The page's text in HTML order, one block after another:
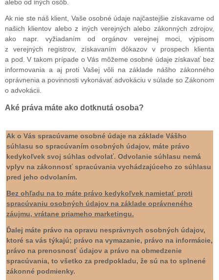
alebo od iných osôb.
Ak nie ste náš klient, Vaše osobné údaje najčastejšie získavame od
našich klientov alebo z iných verejných alebo zákonných zdrojov,
ako napr. vyžiadaním od orgánov verejnej moci, výpisom
z verejných registrov, získavaním dôkazov v prospech klienta
a pod. V takom prípade o Vás môžeme osobné údaje získavať bez
informovania a aj proti Vašej vôli na základe nášho zákonného
oprávnenia a povinnosti vykonávať advokáciu v súlade so Zákonom
o advokácii.
Aké práva máte ako dotknutá osoba?
Ak o Vás spracúvame osobné údaje na základe Vášho
súhlasu so spracúvaním osobných údajov, máte právo
kedykoľvek svoj súhlas odvolať. Odvolanie súhlasu nemá
vplyv na zákonnosť spracúvania vychádzajúceho zo súhlasu
pred jeho odvolaním.
Bez ohľadu na to máte právo kedykoľvek namietať proti
spracúvaniu osobných údajov na základe oprávneného
záujmu, vrátane priameho marketingu.
Ďalej máte právo na opravu nesprávnych osobných údajov,
ktoré sa vás týkajú; právo na vymazanie, právo na informácie,
právo na prenosnosť údajov a právo na obmedzenie
spracúvania, to všetko za predpokladu, že sú na to splnené
zákonné podmienky.